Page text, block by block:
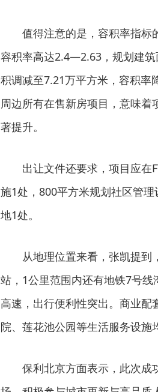
值得注意的是，容积率指标
容积率高达2.4—2.63，规划建
积调减至7.21万平方米，容积率
周边所有在售新房项目，意味
著提升。
出让文件还要求，项目应在
施1处，800平方米规划社区管
地1处。
从地理位置来看，张凯提
站，1公里范围内还有地铁7号
高速，出行便利性突出。商业
院、莲花池公园等生活服务设施
保利北京方面表示，此次成